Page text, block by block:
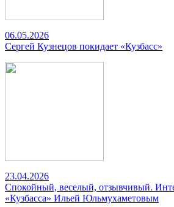
06.05.2026
Сергей Кузнецов покидает «Кузбасс»
23.04.2026
Спокойный, веселый, отзывчивый.
«Кузбасса» Ильей Юльмухаметовым